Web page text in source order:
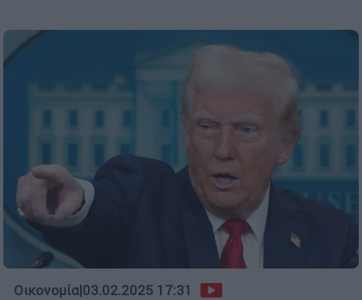
Οικονομία|03.02.2025 17:31